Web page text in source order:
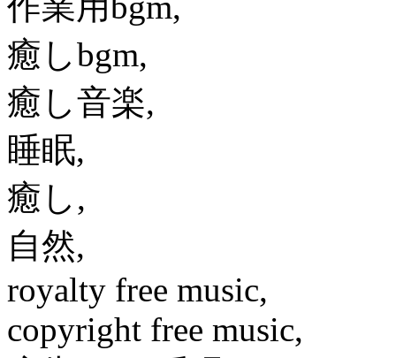
癒しbgm,
癒し音楽,
睡眠,
癒し,
自然,
royalty free music,
copyright free music,